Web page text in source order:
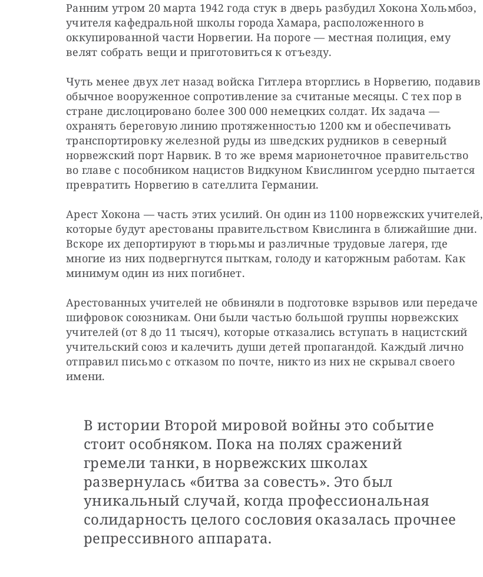
Ранним утром 20 марта 1942 года стук в дверь разбудил Хокона Хольмбоэ,
учителя кафедральной школы города Хамара, расположенного в
оккупированной части Норвегии. На пороге — местная полиция, ему
велят собрать вещи и приготовиться к отъезду.
Чуть менее двух лет назад войска Гитлера вторглись в Норвегию, подавив
обычное вооруженное сопротивление за считаные месяцы. С тех пор в
стране дислоцировано более 300 000 немецких солдат. Их задача —
охранять береговую линию протяженностью 1200 км и обеспечивать
транспортировку железной руды из шведских рудников в северный
норвежский порт Нарвик. В то же время марионеточное правительство
во главе с пособником нацистов Видкуном Квислингом усердно пытается
превратить Норвегию в сателлита Германии.
Арест Хокона — часть этих усилий. Он один из 1100 норвежских учителей,
которые будут арестованы правительством Квислинга в ближайшие дни.
Вскоре их депортируют в тюрьмы и различные трудовые лагеря, где
многие из них подвергнутся пыткам, голоду и каторжным работам. Как
минимум один из них погибнет.
Арестованных учителей не обвиняли в подготовке взрывов или передаче
шифровок союзникам. Они были частью большой группы норвежских
учителей (от 8 до 11 тысяч), которые отказались вступать в нацистский
учительский союз и калечить души детей пропагандой. Каждый лично
отправил письмо с отказом по почте, никто из них не скрывал своего
имени.
В истории Второй мировой войны это событие
стоит особняком. Пока на полях сражений
гремели танки, в норвежских школах
развернулась «битва за совесть». Это был
уникальный случай, когда профессиональная
солидарность целого сословия оказалась прочнее
репрессивного аппарата.